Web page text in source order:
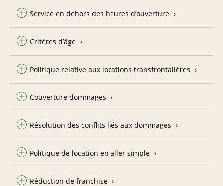
Service en dehors des heures d’ouverture
Critères d’âge
Politique relative aux locations transfrontalières
Couverture dommages
Résolution des conflits liés aux dommages
Politique de location en aller simple
Réduction de franchise